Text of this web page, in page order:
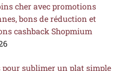
cher avec promotions
bons de réduction et
cashback Shopmium
pour sublimer un plat simple